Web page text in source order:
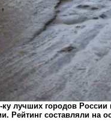
лучших городов России
Рейтинг составляли на